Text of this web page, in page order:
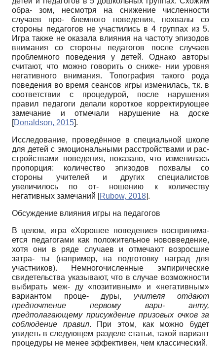
обра- зом, несмотря на снижение численности
случаев про- блемного поведения, похвалы со
стороны педагогов не участились в 4 группах из 5.
Игра также не оказала влияния на частоту эпизодов
внимания со стороны педагогов после случаев
проблемного поведения у детей. Однако авторы
считают, что можно говорить о сниже- нии уровня
негативного внимания. Топография такого рода
поведения во время сеансов игры изменилась, т.к. в
соответствии с процедурой, после нарушения
правил педагоги делали короткое корректирующее
замечание и отмечали нарушение на доске
[Donaldson, 2015].
Исследование, проведённое в специальной школе
для детей с эмоциональными расстройствами и рас-
стройствами поведения, показало, что изменилась
пропорция: количество эпизодов похвалы со
стороны учителей и других специалистов
увеличилось по от- ношению к количеству
негативных замечаний [Rubow, 2018].
Обсуждение влияния игры на педагогов
В целом, игра «Хорошее поведение» воспринима-
ется педагогами как положительное нововведение,
хотя они в ряде случаев и отмечают возросшие
затра- ты (например, на подготовку наград для
участников). Немногочисленные эмпирические
свидетельства указывают, что в случае возможности
выбирать меж- ду «позитивным» и «негативным»
вариантом проце- дуры, учителя отдают
предпочтение первому вари- анту,
предполагающему присуждение призовых очков за
соблюдение правил. При этом, как можно будет
увидеть в следующем разделе статьи, такой вариант
процедуры не менее эффективен, чем классический.